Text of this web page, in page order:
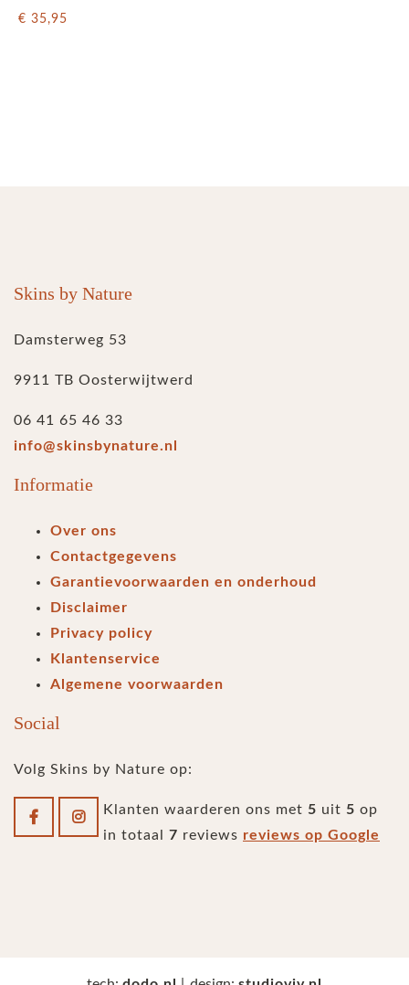
€ 35,95
Skins by Nature
Damsterweg 53
9911 TB Oosterwijtwerd
06 41 65 46 33
info@skinsbynature.nl
Informatie
Over ons
Contactgegevens
Garantievoorwaarden en onderhoud
Disclaimer
Privacy policy
Klantenservice
Algemene voorwaarden
Social
Volg Skins by Nature op:
Klanten waarderen ons met 5 uit 5 op
in totaal 7 reviews reviews op Google